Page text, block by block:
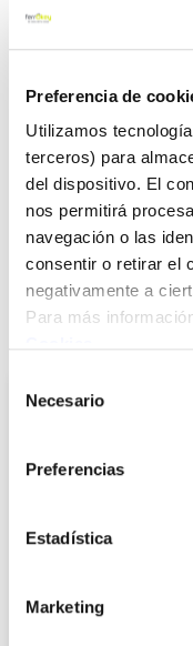
Preferencia de
Utilizamos
terceros) para
del dispositivo. El
nos permitirá
navegación o las
consentir o retirar el
negativamente a
Para más
Necesario
Preferencias
Estadística
Marketing
Introduce tu e-mail
Adhesivo